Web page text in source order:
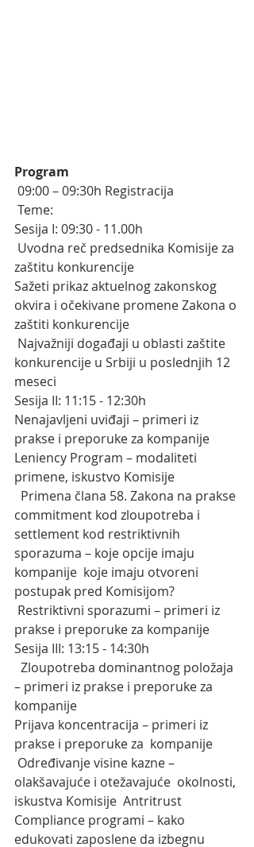
Program
09:00 – 09:30h Registracija
Teme:
Sesija I: 09:30 - 11.00h
zaštitu konkurencije
Sažeti prikaz aktuelnog zakonskog
okvira i očekivane promene Zakona o
zaštiti konkurencije
konkurencije u Srbiji u poslednjih 12
meseci
Sesija II: 11:15 - 12:30h
Nenajavljeni uviđaji – primeri iz
prakse i preporuke za kompanije
Leniency Program – modaliteti
primene, iskustvo Komisije
commitment kod zloupotreba i
settlement kod restriktivnih
sporazuma – koje opcije imaju
kompanije  koje imaju otvoreni
postupak pred Komisijom?
prakse i preporuke za kompanije
Sesija III: 13:15 - 14:30h
– primeri iz prakse i preporuke za
kompanije
Prijava koncentracija – primeri iz
prakse i preporuke za  kompanije
olakšavajuće i otežavajuće  okolnosti,
iskustva Komisije  Antritrust
Compliance programi – kako
edukovati zaposlene da izbegnu